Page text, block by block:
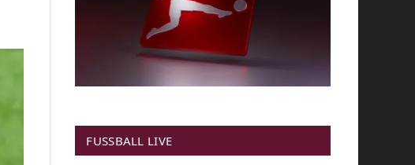
FUSSBALL LIVE